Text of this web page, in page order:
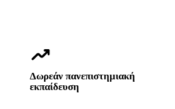
trending_up
Δωρεάν πανεπιστημιακή
εκπαίδευση